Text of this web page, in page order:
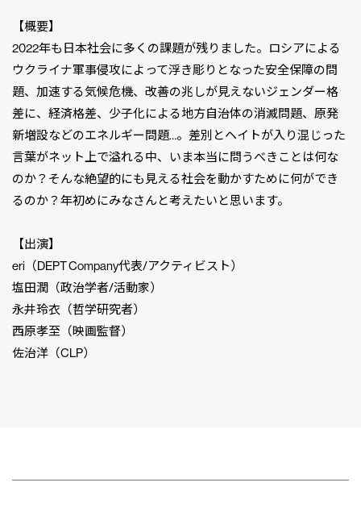
【概要】
2022年も日本社会に多くの課題が残りました。ロシアによる
ウクライナ軍事侵攻によって浮き彫りとなった安全保障の問
題、加速する気候危機、改善の兆しが見えないジェンダー格
差に、経済格差、少子化による地方自治体の消滅問題、原発
新増設などのエネルギー問題…。差別とヘイトが入り混じった
言葉がネット上で溢れる中、いま本当に問うべきことは何な
のか？そんな絶望的にも見える社会を動かすために何ができ
るのか？年初めにみなさんと考えたいと思います。
【出演】
eri（DEPT Company代表/アクティビスト）
塩田潤（政治学者/活動家）
永井玲衣（哲学研究者）
西原孝至（映画監督）
佐治洋（CLP）